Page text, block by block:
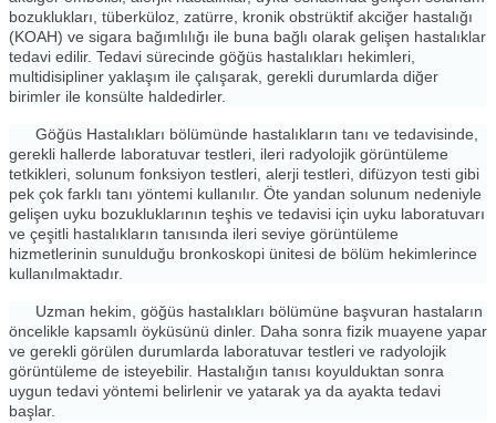
bozuklukları, tüberküloz, zatürre, kronik obstrüktif akciğer hastalığı
(KOAH) ve sigara bağımlılığı ile buna bağlı olarak gelişen hastalıklar
tedavi edilir. Tedavi sürecinde göğüs hastalıkları hekimleri,
multidisipliner yaklaşım ile çalışarak, gerekli durumlarda diğer
birimler ile konsülte haldedirler.
Göğüs Hastalıkları bölümünde hastalıkların tanı ve tedavisinde,
gerekli hallerde laboratuvar testleri, ileri radyolojik görüntüleme
tetkikleri, solunum fonksiyon testleri, alerji testleri, difüzyon testi gibi
pek çok farklı tanı yöntemi kullanılır. Öte yandan solunum nedeniyle
gelişen uyku bozukluklarının teşhis ve tedavisi için uyku laboratuvarı
ve çeşitli hastalıkların tanısında ileri seviye görüntüleme
hizmetlerinin sunulduğu bronkoskopi ünitesi de bölüm hekimlerince
kullanılmaktadır.
Uzman hekim, göğüs hastalıkları bölümüne başvuran hastaların
öncelikle kapsamlı öyküsünü dinler. Daha sonra fizik muayene yapar
ve gerekli görülen durumlarda laboratuvar testleri ve radyolojik
görüntüleme de isteyebilir. Hastalığın tanısı koyulduktan sonra
uygun tedavi yöntemi belirlenir ve yatarak ya da ayakta tedavi
başlar.